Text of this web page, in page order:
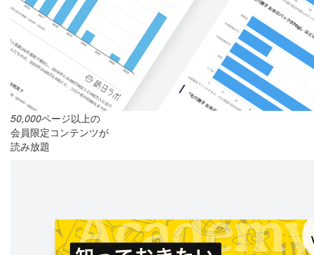
50,000ページ以上の
会員限定コンテンツが
読み放題